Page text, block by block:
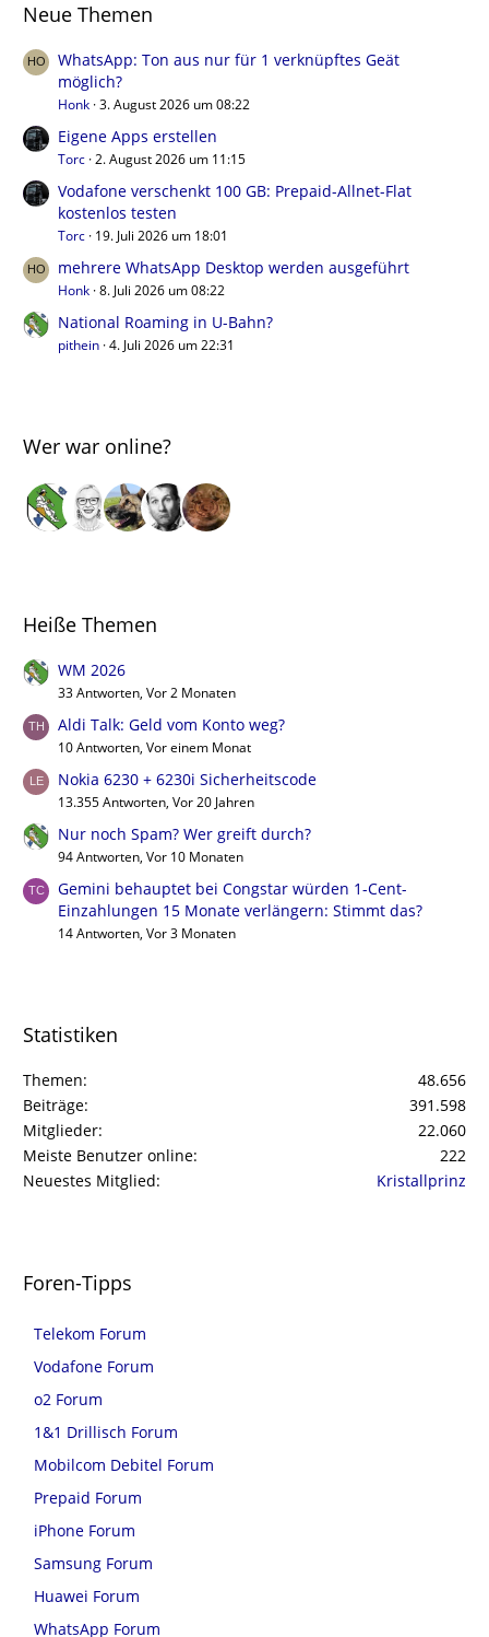
Neue Themen
WhatsApp: Ton aus nur für 1 verknüpftes Geät
möglich?
Honk 3. August 2026 um 08:22
Eigene Apps erstellen
Torc 2. August 2026 um 11:15
Vodafone verschenkt 100 GB: Prepaid-Allnet-Flat
kostenlos testen
Torc 19. Juli 2026 um 18:01
mehrere WhatsApp Desktop werden ausgeführt
Honk 8. Juli 2026 um 08:22
National Roaming in U-Bahn?
pithein 4. Juli 2026 um 22:31
Wer war online?
Heiße Themen
WM 2026
33 Antworten, Vor 2 Monaten
Aldi Talk: Geld vom Konto weg?
10 Antworten, Vor einem Monat
Nokia 6230 + 6230i Sicherheitscode
13.355 Antworten, Vor 20 Jahren
Nur noch Spam? Wer greift durch?
94 Antworten, Vor 10 Monaten
Gemini behauptet bei Congstar würden 1-Cent-
Einzahlungen 15 Monate verlängern: Stimmt das?
14 Antworten, Vor 3 Monaten
Statistiken
Themen
48.656
Beiträge
391.598
Mitglieder
22.060
Meiste Benutzer online
222
Neuestes Mitglied
Kristallprinz
Foren-Tipps
Telekom Forum
Vodafone Forum
o2 Forum
1&1 Drillisch Forum
Mobilcom Debitel Forum
Prepaid Forum
iPhone Forum
Samsung Forum
Huawei Forum
WhatsApp Forum